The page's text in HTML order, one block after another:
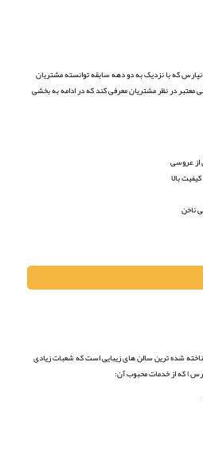
که با نزدیک به دو دهه سابقه توانسته مشتریان
معتبر در نظر مشتریان معرفی کند که در ادامه به بخشی
از عروسی
بالا
ناخن
شده ترین سالن های زیبایی است که شعبات زیادی
که از خدمات محبوب آن: